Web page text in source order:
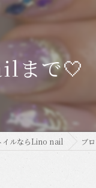
持ち込み
ナチュラル
ジェル
ハンドネイル
まで🤍
イルならLino nail ブ